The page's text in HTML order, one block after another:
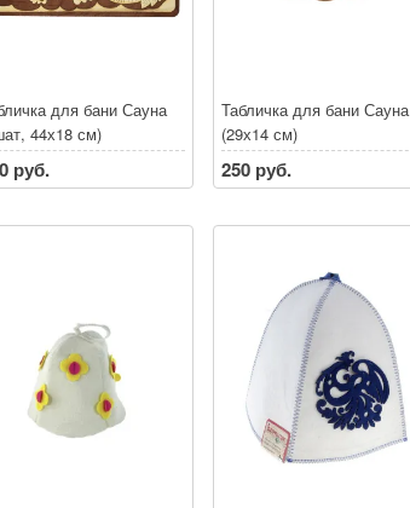
для бани Сауна
44х18 см)
руб.
Табличка для бани Сауна
(29х14 см)
250 руб.